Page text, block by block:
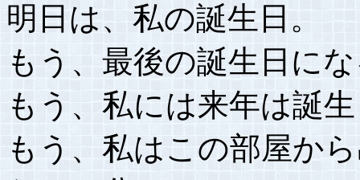
明日は、私の誕生日。
もう、最後の誕生日に
もう、私には来年は誕
もう、私はこの部屋か